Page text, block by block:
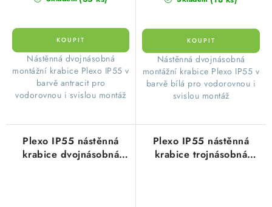
​Nástěnná dvojnásobná
montážní krabice Plexo IP55 v
barvě antracit pro
vodorovnou i svislou montáž
​Nástěnná dvojnásobná
montážní krabice Plexo IP55 v
barvě bílá pro vodorovnou i
svislou montáž
Plexo IP55 nástěnná
krabice dvojnásobná
Plexo IP55 nástěnná
krabice trojnásobná